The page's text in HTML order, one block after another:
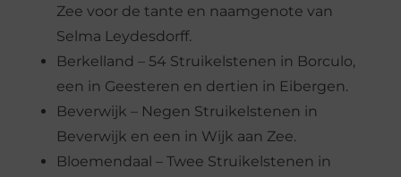
Zee voor de tante en naamgenote van
Selma Leydesdorff.
Berkelland – 54 Struikelstenen in Borculo,
een in Geesteren en dertien in Eibergen.
Beverwijk – Negen Struikelstenen in
Beverwijk en een in Wijk aan Zee.
Bloemendaal – Twee Struikelstenen in